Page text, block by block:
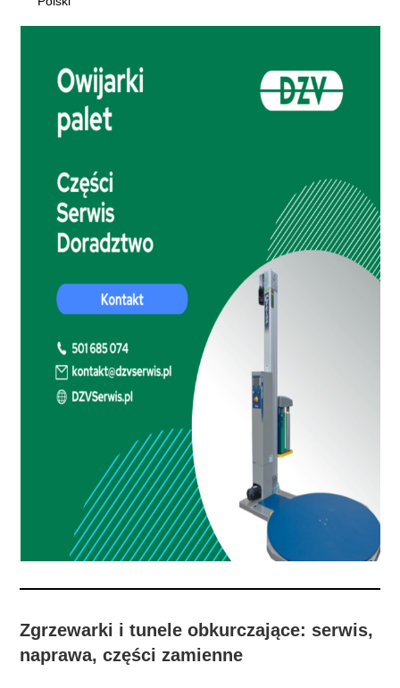
Zgrzewarki i tunele obkurczające: serwis,
naprawa, części zamienne